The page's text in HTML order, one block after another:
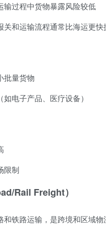
输过程中货物暴露风险较低
关和运输流程通常比海运更快
批量货物
电子产品、医疗设备）
限制
Rail Freight）
和铁路运输，是跨境和区域